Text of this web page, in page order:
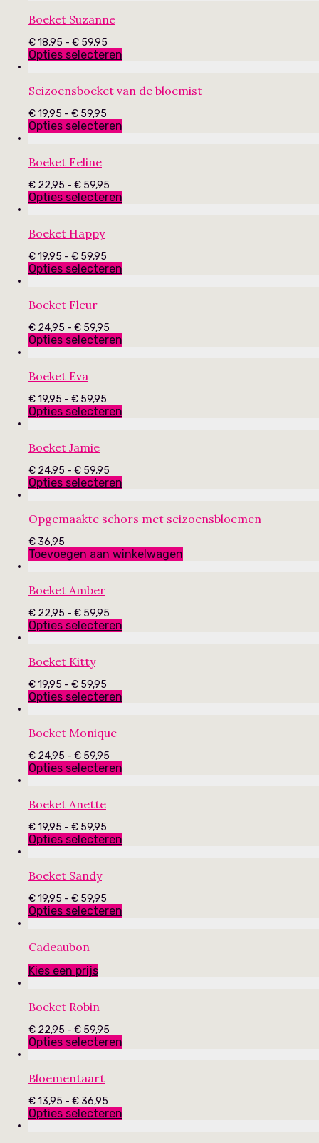
Boeket Suzanne
€18,95 - € 59,95
€ 18,95
tot
Opties selecteren
Seizoensboeket van de bloemist
€19,95 - € 59,95
€ 19,95
tot
Opties selecteren
Boeket Feline
€ 22,95 - € 59,95
€ 22,95
tot
Opties selecteren
Boeket Happy
€19,95 - € 59,95
€ 19,95
tot
Opties selecteren
Boeket Fleur
€ 24,95 - € 59,95
€ 24,95
tot
Opties selecteren
Boeket Eva
€19,95 - € 59,95
€ 19,95
tot
Opties selecteren
Boeket Jamie
€ 24,95 - € 59,95
€ 24,95
tot
Opties selecteren
Opgemaakte schors met seizoensbloemen
€ 36,95
Toevoegen aan winkelwagen
Boeket Amber
€ 22,95 - € 59,95
€ 22,95
tot
Opties selecteren
Boeket Kitty
€19,95 - € 59,95
€ 19,95
tot
Opties selecteren
Boeket Monique
€ 24,95 - € 59,95
€ 24,95
tot
Opties selecteren
Boeket Anette
€19,95 - € 59,95
€ 19,95
tot
Opties selecteren
Boeket Sandy
€19,95 - € 59,95
€ 19,95
tot
Opties selecteren
Cadeaubon
Kies een prijs
Boeket Robin
€ 22,95 - € 59,95
€ 22,95
tot
Opties selecteren
Bloementaart
€13,95 - € 36,95
€ 13,95
tot
Opties selecteren